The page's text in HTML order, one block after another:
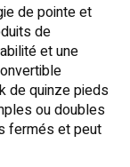
de pointe et
de
et une
de quinze pieds
ou doubles
fermés et peut